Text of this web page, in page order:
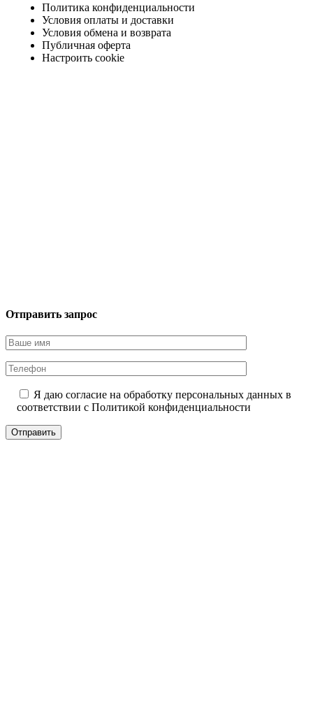
Политика конфиденциальности
Условия оплаты и доставки
Условия обмена и возврата
Публичная оферта
Настроить cookie
Отправить запрос
Я даю согласие на обработку персональных данных в
соответствии с Политикой конфиденциальности